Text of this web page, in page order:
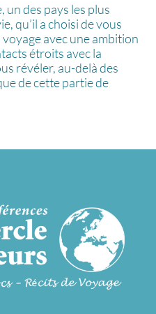
un des pays les plus
qu’il a choisi de vous
avec une ambition
étroits avec la
révéler, au-delà des
de cette partie de